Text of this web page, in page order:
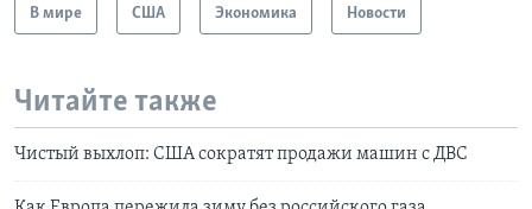
В мире США Экономика Новости
Читайте также
Чистый выхлоп: США сократят продажи машин с ДВС